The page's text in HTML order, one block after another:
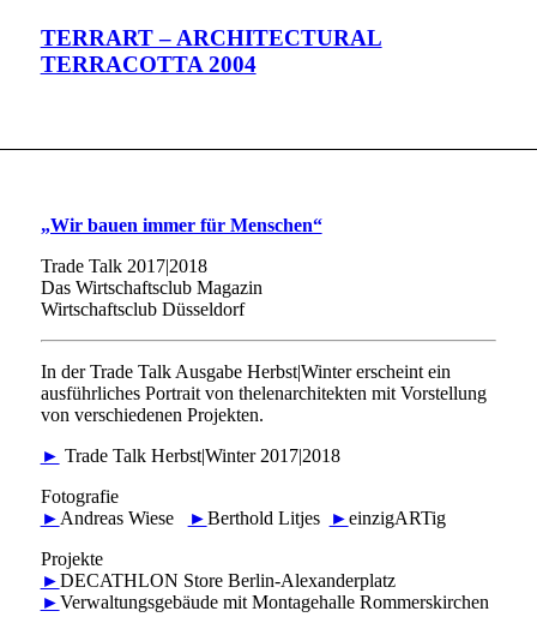
TERRART – ARCHITECTURAL
TERRACOTTA 2004
„Wir bauen immer für Menschen“
Trade Talk 2017|2018
Das Wirtschaftsclub Magazin
Wirtschaftsclub Düsseldorf
In der Trade Talk Ausgabe Herbst|Winter erscheint ein
ausführliches Portrait von thelenarchitekten mit Vorstellung
von verschiedenen Projekten.
► Trade Talk Herbst|Winter 2017|2018
Fotografie
► Andreas Wiese ►Berthold Litjes ►einzigARTig
Projekte
►DECATHLON Store Berlin-Alexanderplatz
►Verwaltungsgebäude mit Montagehalle Rommerskirchen